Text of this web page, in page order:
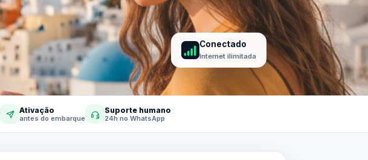
Conectado
Internet ilimitada
Ativação
antes do embarque
Suporte humano
24h no WhatsApp